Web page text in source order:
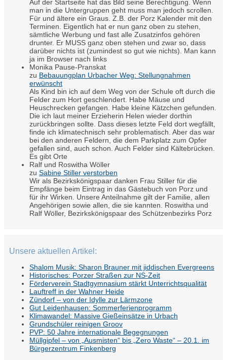
Auf der Startseite hat das Bild seine Berechtigung. Wenn
man in die Untergruppen geht muss man jedoch scrollen.
Für und ältere ein Graus. Z.B. der Porz Kalender mit den
Terminen. Eigentlich hat er nun ganz oben zu stehen,
sämtliche Werbung und fast alle Zusatzinfos gehören
drunter. Er MUSS ganz oben stehen und zwar so, dass
darüber nichts ist (zumindest so gut wie nichts). Man kann
ja im Browser nach links
Monika Pause-Pranskat
zu Bebauungplan Urbacher Weg: Stellungnahmen
erwünscht
Als Kind bin ich auf dem Weg von der Schule oft durch die
Felder zum Hort geschlendert. Habe Mäuse und
Heuschrecken gefangen. Habe kleine Kätzchen gefunden.
Die ich laut meiner Erzieherin Helen wieder dorthin
zurückbringen sollte. Dass dieses letzte Feld dort wegfällt,
finde ich klimatechnisch sehr problematisch. Aber das war
bei den anderen Feldern, die dem Parkplatz zum Opfer
gefallen sind, auch schon. Auch Felder sind Kältebrücken.
Es gibt Orte
Ralf und Roswitha Wöller
zu Sabine Stiller verstorben
Wir als Bezirkskönigspaar danken Frau Stiller für die
Empfänge beim Eintrag in das Gästebuch von Porz und
für ihr Wirken. Unsere Anteilnahme gilt der Familie, allen
Angehörigen sowie allen, die sie kannten. Roswitha und
Ralf Wöller, Bezirkskönigspaar des Schützenbezirks Porz
Unsere aktuellen Artikel:
Shalom Musik: Sharon Brauner mit jiddischen Evergreens
Historisches: Porzer Straßen zur NS-Zeit
Förderverein Stadtgymnasium stärkt Unterrichtsqualität
Lauftreff in der Wahner Heide
Zündorf – von der Idylle zur Lärmzone
Gut Leidenhausen: Sommerferienprogramm
Klimawandel: Massive Gießeinsätze in Urbach
Grundschüler reinigen Groov
PVP: 50 Jahre internationale Begegnungen
Müllgipfel – von „Ausmisten“ bis „Zero Waste“ – 20.1. im
Bürgerzentrum Finkenberg